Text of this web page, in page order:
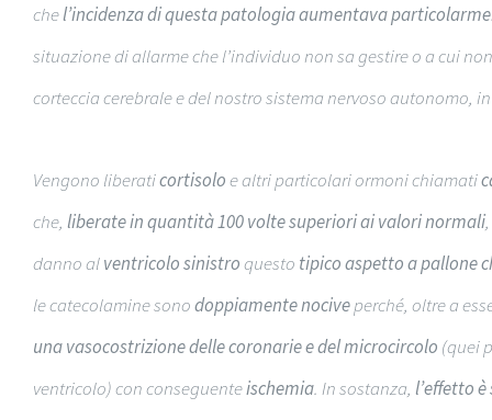
chel’incidenza di questa patologia aumentava
situazione di allarme che l’individuo non sa gestire o a cui
corteccia cerebrale e del nostro sistema nervoso autonomo,
Vengono liberaticortisoloe altri particolari ormoni chiamati
che, liberate in quantità 100 volte superiori ai valori normali
danno alventricolo sinistroquesto tipico aspetto a pallone
le catecolamine sonodoppiamente nociveperché, oltre a
una vasocostrizione delle coronarie e del microcircolo (quei
ventricolo) con conseguenteischemia. In sostanza, l’effetto